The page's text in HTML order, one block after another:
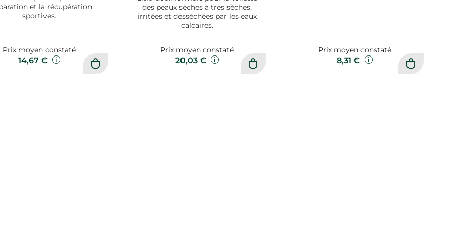
et la récupération
sportives.
Prix moyen constaté
14,67 €
des peaux sèches à très sèches,
irritées et desséchées par les eaux
calcaires.
Prix moyen constaté
20,03 €
Prix moyen constaté
8,31 €